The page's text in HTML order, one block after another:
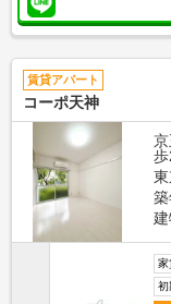
賃貸アパート
コーポ天神
家
初